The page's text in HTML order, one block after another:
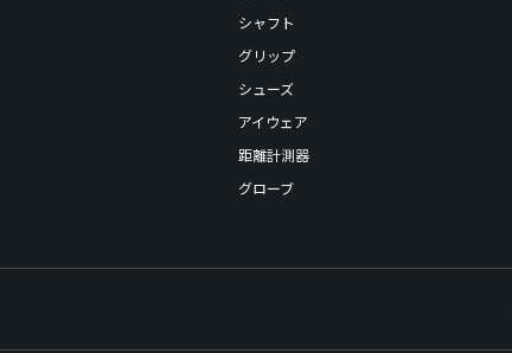
シャフト
グリップ
シューズ
アイウェア
距離計測器
グローブ